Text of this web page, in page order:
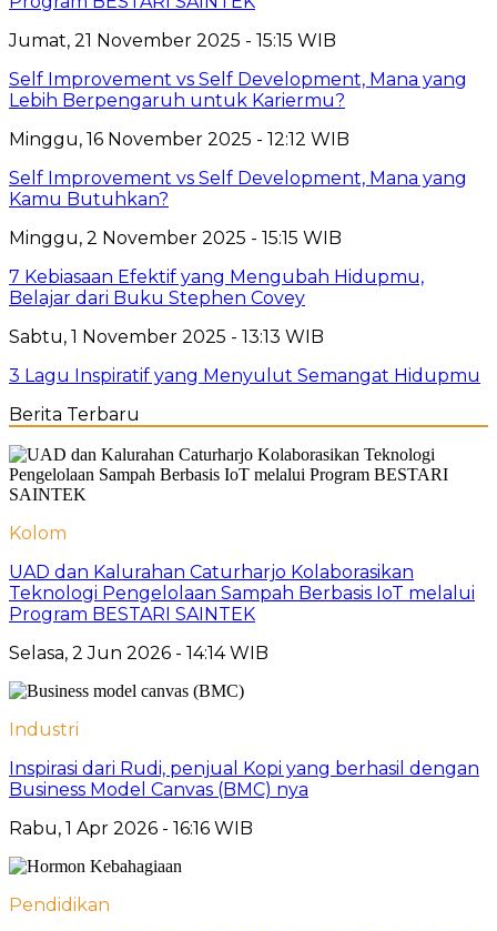
Jumat, 21 November 2025 - 15:15 WIB
Self Improvement vs Self Development, Mana yang
Lebih Berpengaruh untuk Kariermu?
Minggu, 16 November 2025 - 12:12 WIB
Self Improvement vs Self Development, Mana yang
Kamu Butuhkan?
Minggu, 2 November 2025 - 15:15 WIB
7 Kebiasaan Efektif yang Mengubah Hidupmu,
Belajar dari Buku Stephen Covey
Sabtu, 1 November 2025 - 13:13 WIB
3 Lagu Inspiratif yang Menyulut Semangat Hidupmu
Berita Terbaru
Kolom
UAD dan Kalurahan Caturharjo Kolaborasikan
Teknologi Pengelolaan Sampah Berbasis IoT melalui
Program BESTARI SAINTEK
Selasa, 2 Jun 2026 - 14:14 WIB
Industri
Inspirasi dari Rudi, penjual Kopi yang berhasil dengan
Business Model Canvas (BMC) nya
Rabu, 1 Apr 2026 - 16:16 WIB
Pendidikan